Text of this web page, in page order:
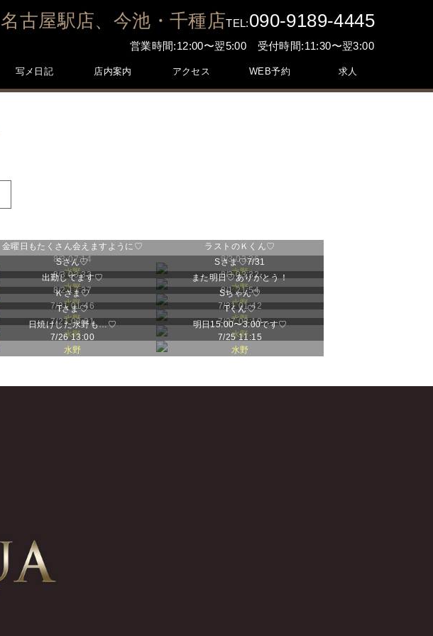
名古屋駅店、今池・千種店TEL:090-9189-4445
営業時間:12:00〜翌5:00 受付時間:11:30〜翌3:00
写メ日記 店内案内 アクセス WEB予約 求人
金曜日もたくさん会えますように♡
8/3 07:14
水野
ラストのＫくん♡
8/3 03:36
水野
Sさん♡
8/3 03:33
水野
Sさま♡7/31
8/3 03:32
水野
出勤してます♡
8/2 17:37
水野
また明日♡ありがとう！
8/1 21:54
水野
Ｋさま♡
7/31 01:46
水野
Sちゃん♡
7/31 01:42
水野
Tさま♡
7/27 03:21
水野
Tくん♡
7/27 03:19
水野
日焼けした水野も…♡
7/26 13:00
水野
明日15:00〜3:00です♡
7/25 11:15
水野